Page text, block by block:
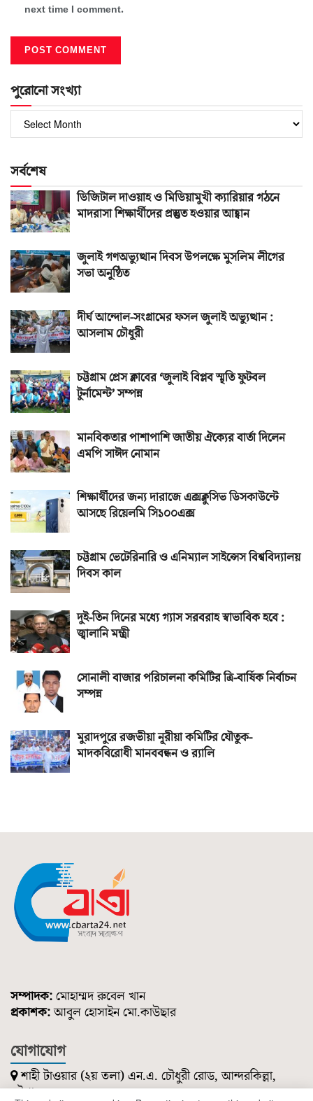
next time I comment.
পুরোনো সংখ্যা
সংখ্যা
সর্বশেষ
ডিজিটাল দাওয়াহ ও মিডিয়ামুখী ক্যারিয়ার গঠনে
মাদরাসা শিক্ষার্থীদের প্রস্তুত হওয়ার আহ্বান
জুলাই গণঅভ্যুত্থান দিবস উপলক্ষে মুসলিম লীগের
সভা অনুষ্ঠিত
দীর্ঘ আন্দোল-সংগ্রামের ফসল জুলাই অভ্যুত্থান :
আসলাম চৌধুরী
চট্টগ্রাম প্রেস ক্লাবের ‘জুলাই বিপ্লব স্মৃতি ফুটবল
টুর্নামেন্ট’ সম্পন্ন
মানবিকতার পাশাপাশি জাতীয় ঐক্যের বার্তা দিলেন
এমপি সাঈদ নোমান
শিক্ষার্থীদের জন্য দারাজে এক্সক্লুসিভ ডিসকাউন্টে
আসছে রিয়েলমি সি১০০এক্স
চট্টগ্রাম ভেটেরিনারি ও এনিম্যাল সাইন্সেস বিশ্ববিদ্যালয়
দিবস কাল
দুই-তিন দিনের মধ্যে গ্যাস সরবরাহ স্বাভাবিক হবে :
জ্বালানি মন্ত্রী
সোনালী বাজার পরিচালনা কমিটির ত্রি-বার্ষিক নির্বাচন
সম্পন্ন
মুরাদপুরে রজভীয়া নূরীয়া কমিটির যৌতুক-
মাদকবিরোধী মানববন্ধন ও র‌্যালি
সম্পাদক: মোহাম্মদ রুবেল খান
প্রকাশক:আবুল হোসাইন মো.কাউছার
যোগাযোগ
শাহী টাওয়ার (২য় তলা) এন.এ. চৌধুরী রোড, আন্দরকিল্লা,
চট্টগ্রাম।